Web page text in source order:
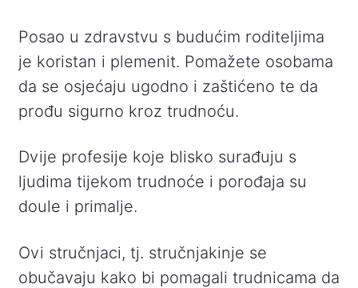
Posao u zdravstvu s budućim roditeljima
je koristan i plemenit. Pomažete osobama
da se osjećaju ugodno i zaštićeno te da
prođu sigurno kroz trudnoću.
Dvije profesije koje blisko surađuju s
ljudima tijekom trudnoće i porođaja su
doule i primalje.
Ovi stručnjaci, tj. stručnjakinje se
obučavaju kako bi pomagali trudnicama da